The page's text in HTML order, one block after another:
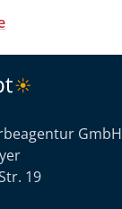
GmbH
19